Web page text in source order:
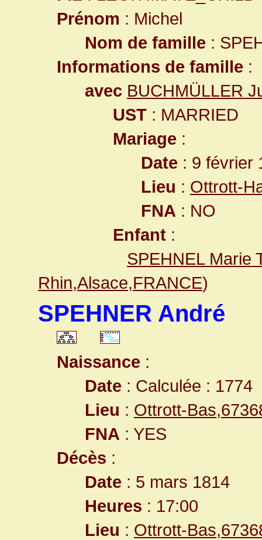
Prénom : Michel
Nom de famille :
Informations de famille :
avec BUCHMÜLLER
UST : MARRIED
Mariage :
Date : 9 février
Lieu : Ottrott-
FNA : NO
Enfant :
SPEHNEL Marie
Rhin,Alsace,FRANCE)
SPEHNER André
Naissance :
Date : Calculée : 1774
Lieu : Ottrott-
FNA : YES
Décès :
Date : 5 mars 1814
Heures : 17:00
Lieu : Ottrott-